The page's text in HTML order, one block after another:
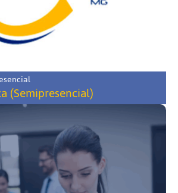
(Semipresencial)